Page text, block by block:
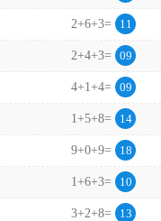
2+6+3= 11
2+4+3= 09
4+1+4= 09
1+5+8= 14
9+0+9= 18
1+6+3= 10
3+2+8= 13